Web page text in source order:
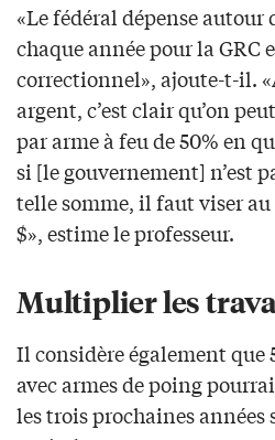
«Le fédéral dépense autour
chaque année pour la GRC
correctionnel», ajoute-t-il.
argent, c’est clair qu’on
par arme à feu de 50% en
si [le gouvernement] n’est
telle somme, il faut viser
$», estime le professeur.
Multiplier les
Il considère également que
avec armes de poing
les trois prochaines